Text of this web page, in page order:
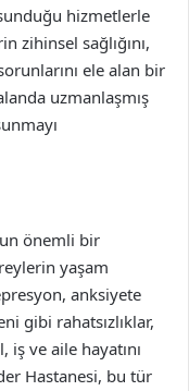
hizmetlerle
zihinsel sağlığını,
ele alan bir
uzmanlaşmış
önemli bir
yaşam
anksiyete
gibi rahatsızlıklar,
ve aile hayatını
Hastanesi, bu tür